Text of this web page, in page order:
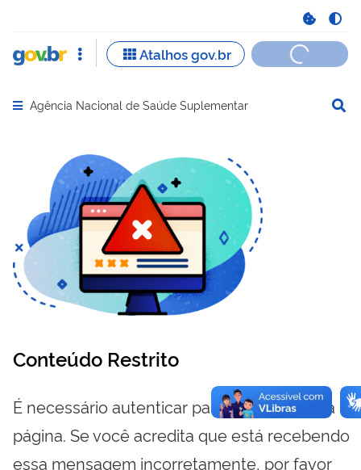
Abrir menu principal de navegação
Agência Nacional de Saúde Suplementar
Conteúdo Restrito
É necessário autenticar para visualizar essa
página. Se você acredita que está recebendo
essa mensagem incorretamente, por favor